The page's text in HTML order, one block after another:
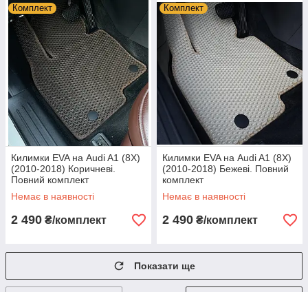
Комплект
Килимки EVA на Audi A1 (8X)
(2010-2018) Коричневі.
Повний комплект
Немає в наявності
2 490 ₴/комплект
Комплект
Килимки EVA на Audi A1 (8X)
(2010-2018) Бежеві. Повний
комплект
Немає в наявності
2 490 ₴/комплект
Показати ще